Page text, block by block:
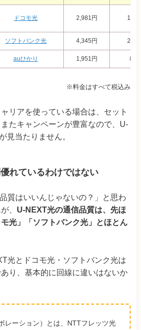
ドコモ光 2,981円
ソフトバンク光 4,345円
auひかり 1,951円 815
※料金はすべて税込み
リアを使っている場合は、セット
たキャンペーンが豊富なので、U-
見当たりません。
れているわけではない
質はいいんじゃないの？」と思わ
、 U-NEXT光の通信品質は、先ほ
光」「ソフトバンク光」とほとん
光とドコモ光・ソフトバンク光は
り、基本的に回線に違いはないか
レーション）とは、NTTフレッツ光